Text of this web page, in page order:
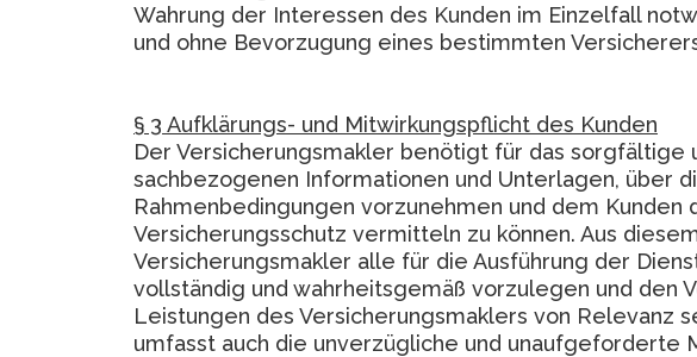
Wahrung der Interessen des Kunden im Einzelfall
und ohne Bevorzugung eines bestimmten
§ 3 Aufklärungs- und Mitwirkungspflicht des Kunden
Der Versicherungsmakler benötigt für das
sachbezogenen Informationen und Unterlagen, über
Rahmenbedingungen vorzunehmen und dem
Versicherungsschutz vermitteln zu können. Aus
Versicherungsmakler alle für die Ausführung der
vollständig und wahrheitsgemäß vorzulegen und den
Leistungen des Versicherungsmaklers von Relevanz
umfasst auch die unverzügliche und